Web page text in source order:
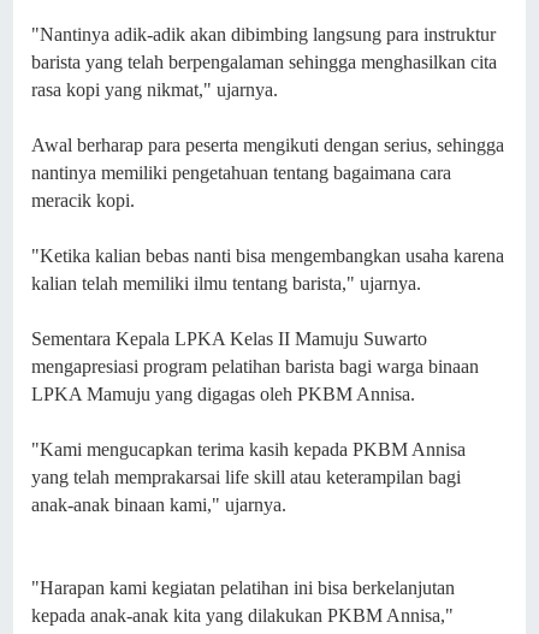
"Nantinya adik-adik akan dibimbing langsung para instruktur
barista yang telah berpengalaman sehingga menghasilkan cita
rasa kopi yang nikmat," ujarnya.
Awal berharap para peserta mengikuti dengan serius, sehingga
nantinya memiliki pengetahuan tentang bagaimana cara
meracik kopi.
"Ketika kalian bebas nanti bisa mengembangkan usaha karena
kalian telah memiliki ilmu tentang barista," ujarnya.
Sementara Kepala LPKA Kelas II Mamuju Suwarto
mengapresiasi program pelatihan barista bagi warga binaan
LPKA Mamuju yang digagas oleh PKBM Annisa.
"Kami mengucapkan terima kasih kepada PKBM Annisa
yang telah memprakarsai life skill atau keterampilan bagi
anak-anak binaan kami," ujarnya.
"Harapan kami kegiatan pelatihan ini bisa berkelanjutan
kepada anak-anak kita yang dilakukan PKBM Annisa,"